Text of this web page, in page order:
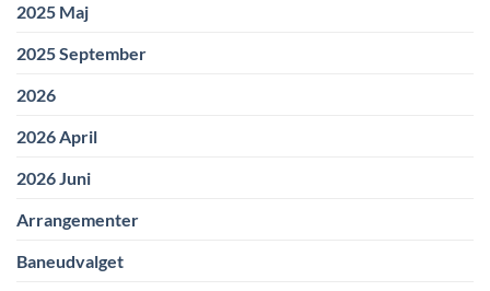
2025 Maj
2025 September
2026
2026 April
2026 Juni
Arrangementer
Baneudvalget